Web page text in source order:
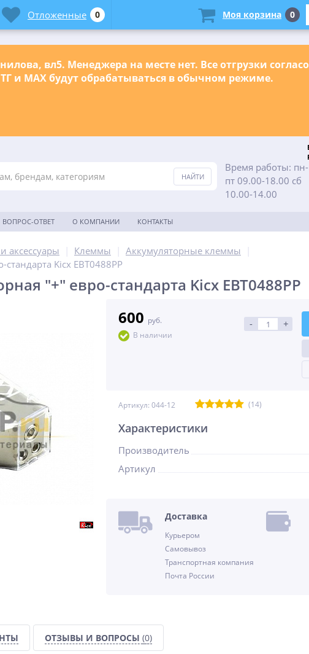
вл5. Менеджера на месте нет. Все отгрузки
и МАХ будут обрабатываться в обычном режиме.
Время работы: пн-
пт 09.00-18.00 сб
10.00-14.00
ВОПРОС-ОТВЕТ О КОМПАНИИ КОНТАКТЫ
-25%
аксессуары Клеммы Аккумуляторные клеммы
Kicx EBT0488PP
"+" евро-стандарта Kicx EBT0488PP
600 руб.
В наличии
- +
Артикул: 044-12 (14)
Характеристики
Производитель
Артикул
Доставка
Курьером
Самовывоз
Транспортная компания
Почта России
ОТЗЫВЫ И ВОПРОСЫ (0)
Отложенные 0 Моя корзина 0